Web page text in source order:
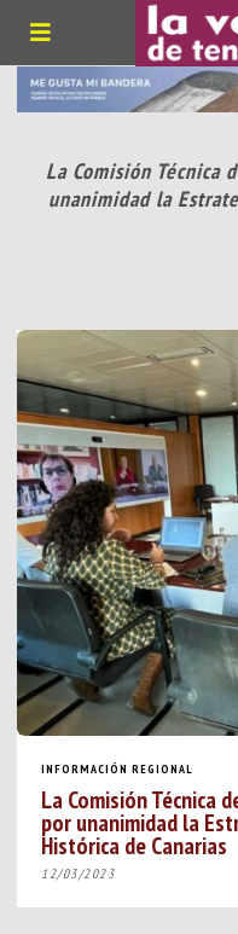
La Comisión Técnica
unanimidad la
INFORMACIÓN REGIONAL
La Comisión Técnica
por unanimidad la
Histórica de Canarias
12/03/2023